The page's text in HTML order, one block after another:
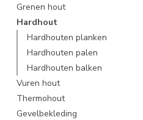
Grenen hout
Hardhout
Hardhouten planken
Hardhouten palen
Hardhouten balken
Vuren hout
Thermohout
Gevelbekleding